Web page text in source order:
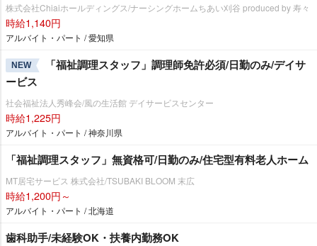
株式会社Chiaiホールディングス/ナーシングホームちあい刈谷 produced by 寿々
時給1,140円
アルバイト・パート / 愛知県
NEW
「福祉調理スタッフ」調理師免許必須/日勤のみ/デイサ
ービス
社会福祉法人秀峰会/風の生活館 デイサービスセンター
時給1,225円
アルバイト・パート / 神奈川県
「福祉調理スタッフ」無資格可/日勤のみ/住宅型有料老人ホーム
MT居宅サービス 株式会社/TSUBAKI BLOOM 末広
時給1,200円～
アルバイト・パート / 北海道
歯科助手/未経験OK・扶養内勤務OK